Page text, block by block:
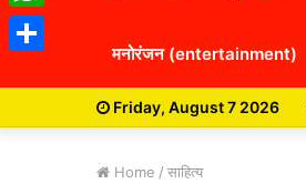
मनोरंजन (entertainment)
Friday, August 7 2026
Home / साहित्य
WhatsApp